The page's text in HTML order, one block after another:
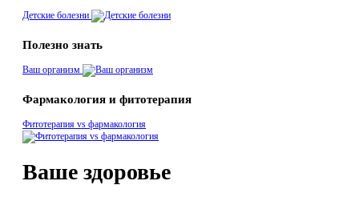
Детские болезни
Полезно знать
Ваш организм
Фармакология и фитотерапия
Фитотерапия vs фармакология
Ваше здоровье